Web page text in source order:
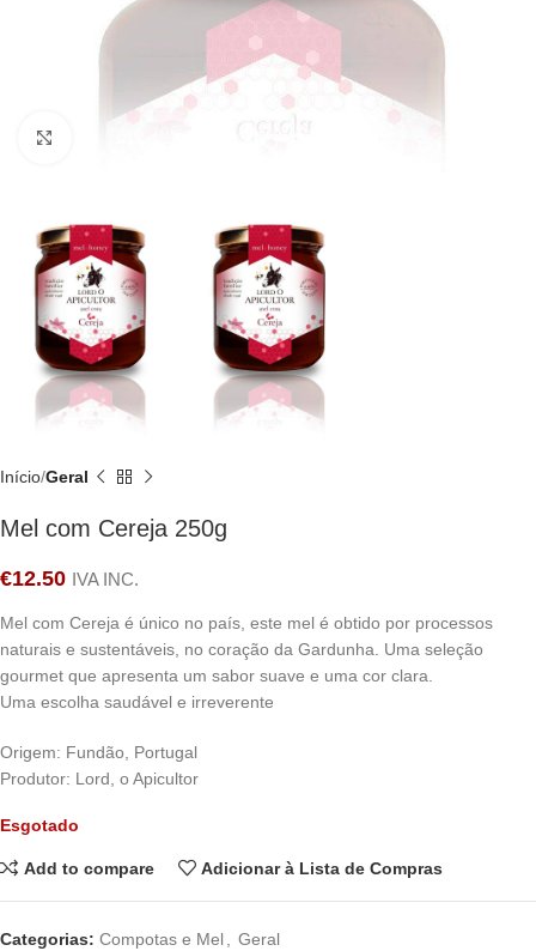
Início Geral
Mel com Cereja 250g
€12.50 IVA INC.
Mel com Cereja é único no país, este mel é obtido por processos
naturais e sustentáveis, no coração da Gardunha. Uma seleção
gourmet que apresenta um sabor suave e uma cor clara.
Uma escolha saudável e irreverente
Origem: Fundão, Portugal
Produtor: Lord, o Apicultor
Esgotado
Add to compare Adicionar à Lista de Compras
Categorias: Compotas e Mel, Geral